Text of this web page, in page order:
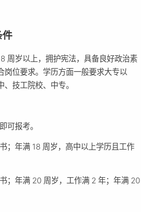
件
周岁以上，拥护宪法，具备良好政治素
岗位要求。学历方面一般要求大专以
技工院校、中专。
可报考。
；年满 18 周岁，高中以上学历且工作
；年满 20 周岁，工作满 2 年；年满 20